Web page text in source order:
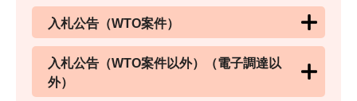
入札公告（WTO案件）
入札公告（WTO案件以外）（電子調達以
外）